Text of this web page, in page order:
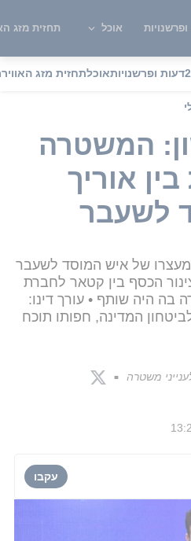
אוכל תחזית מזג
דעות ופרשנויותאוכלתחזית מזג האוויר
המשטרה
אוריך
לשעבר
מעצרו של איש המוסד לשעבר
הכסף בין קטאר לחברת
היה שותף • עורך דינו:
המדינה, חפותו תוכח
משטרה ■
עקבו